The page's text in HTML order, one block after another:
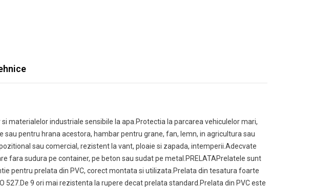
materialelor industriale sensibile la apa.Protectia la parcarea vehiculelor mari,
pentru hrana acestora, hambar pentru grane, fan, lemn, in agricultura sau
sau comercial, rezistent la vant, ploaie si zapada, intemperii.Adecvate
fara sudura pe container, pe beton sau sudat pe metal.PRELATAPrelatele sunt
pentru prelata din PVC, corect montata si utilizata.Prelata din tesatura foarte
9 ori mai rezistenta la rupere decat prelata standard.Prelata din PVC este